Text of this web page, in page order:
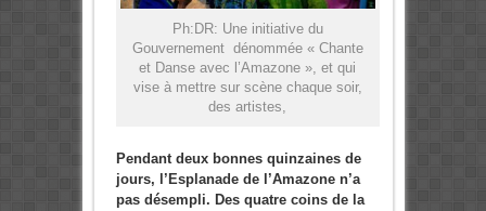
Ph:DR: Une initiative du
Gouvernement dénommée « Chante
et Danse avec l’Amazone », et qui
vise à mettre sur scène chaque soir,
des artistes,
Pendant deux bonnes quinzaines de
jours, l’Esplanade de l’Amazone n’a
pas désempli. Des quatre coins de la